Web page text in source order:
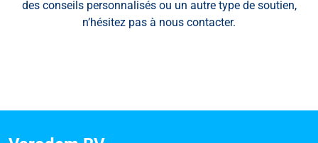
des conseils personnalisés ou un autre type de soutien,
n’hésitez pas à nous contacter.